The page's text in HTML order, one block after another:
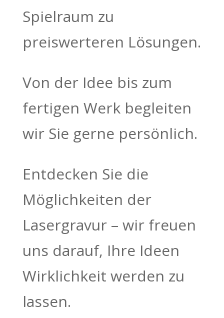
Spielraum zu
preiswerteren Lösungen.
Von der Idee bis zum
fertigen Werk begleiten
wir Sie gerne persönlich.
Entdecken Sie die
Möglichkeiten der
Lasergravur – wir freuen
uns darauf, Ihre Ideen
Wirklichkeit werden zu
lassen.